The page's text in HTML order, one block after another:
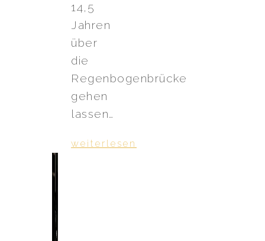
14,5
Jahren
über
die
Regenbogenbrücke
gehen
lassen…
weiterlesen